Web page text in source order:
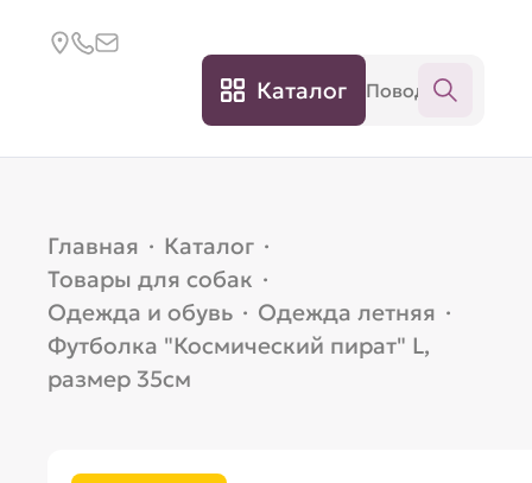
Каталог
Главная · Каталог ·
Товары для собак ·
Одежда и обувь · Одежда летняя ·
Футболка "Космический пират" L,
размер 35см